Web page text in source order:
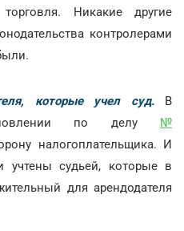
Никакие другие
контролерами
которые учел суд.В
по делу №
налогоплательщика. И
учтены судьей, которые в
для арендодателя